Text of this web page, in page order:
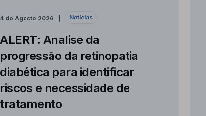
4 de Agosto 2026 Notícias
ALERT: Analise da
progressão da retinopatia
diabética para identificar
riscos e necessidade de
tratamento